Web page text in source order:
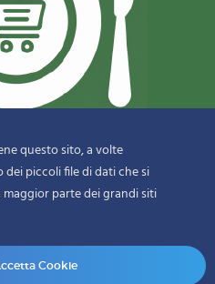
Delizie di Dragotto Gaetano & C.
Snc
questo sito, a volte
piccoli file di dati che si
parte dei grandi siti
Cookie